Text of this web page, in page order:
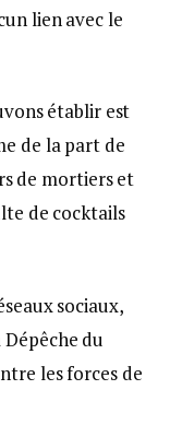
lien avec le
établir est
de la part de
de mortiers et
de cocktails
sociaux,
du
les forces de